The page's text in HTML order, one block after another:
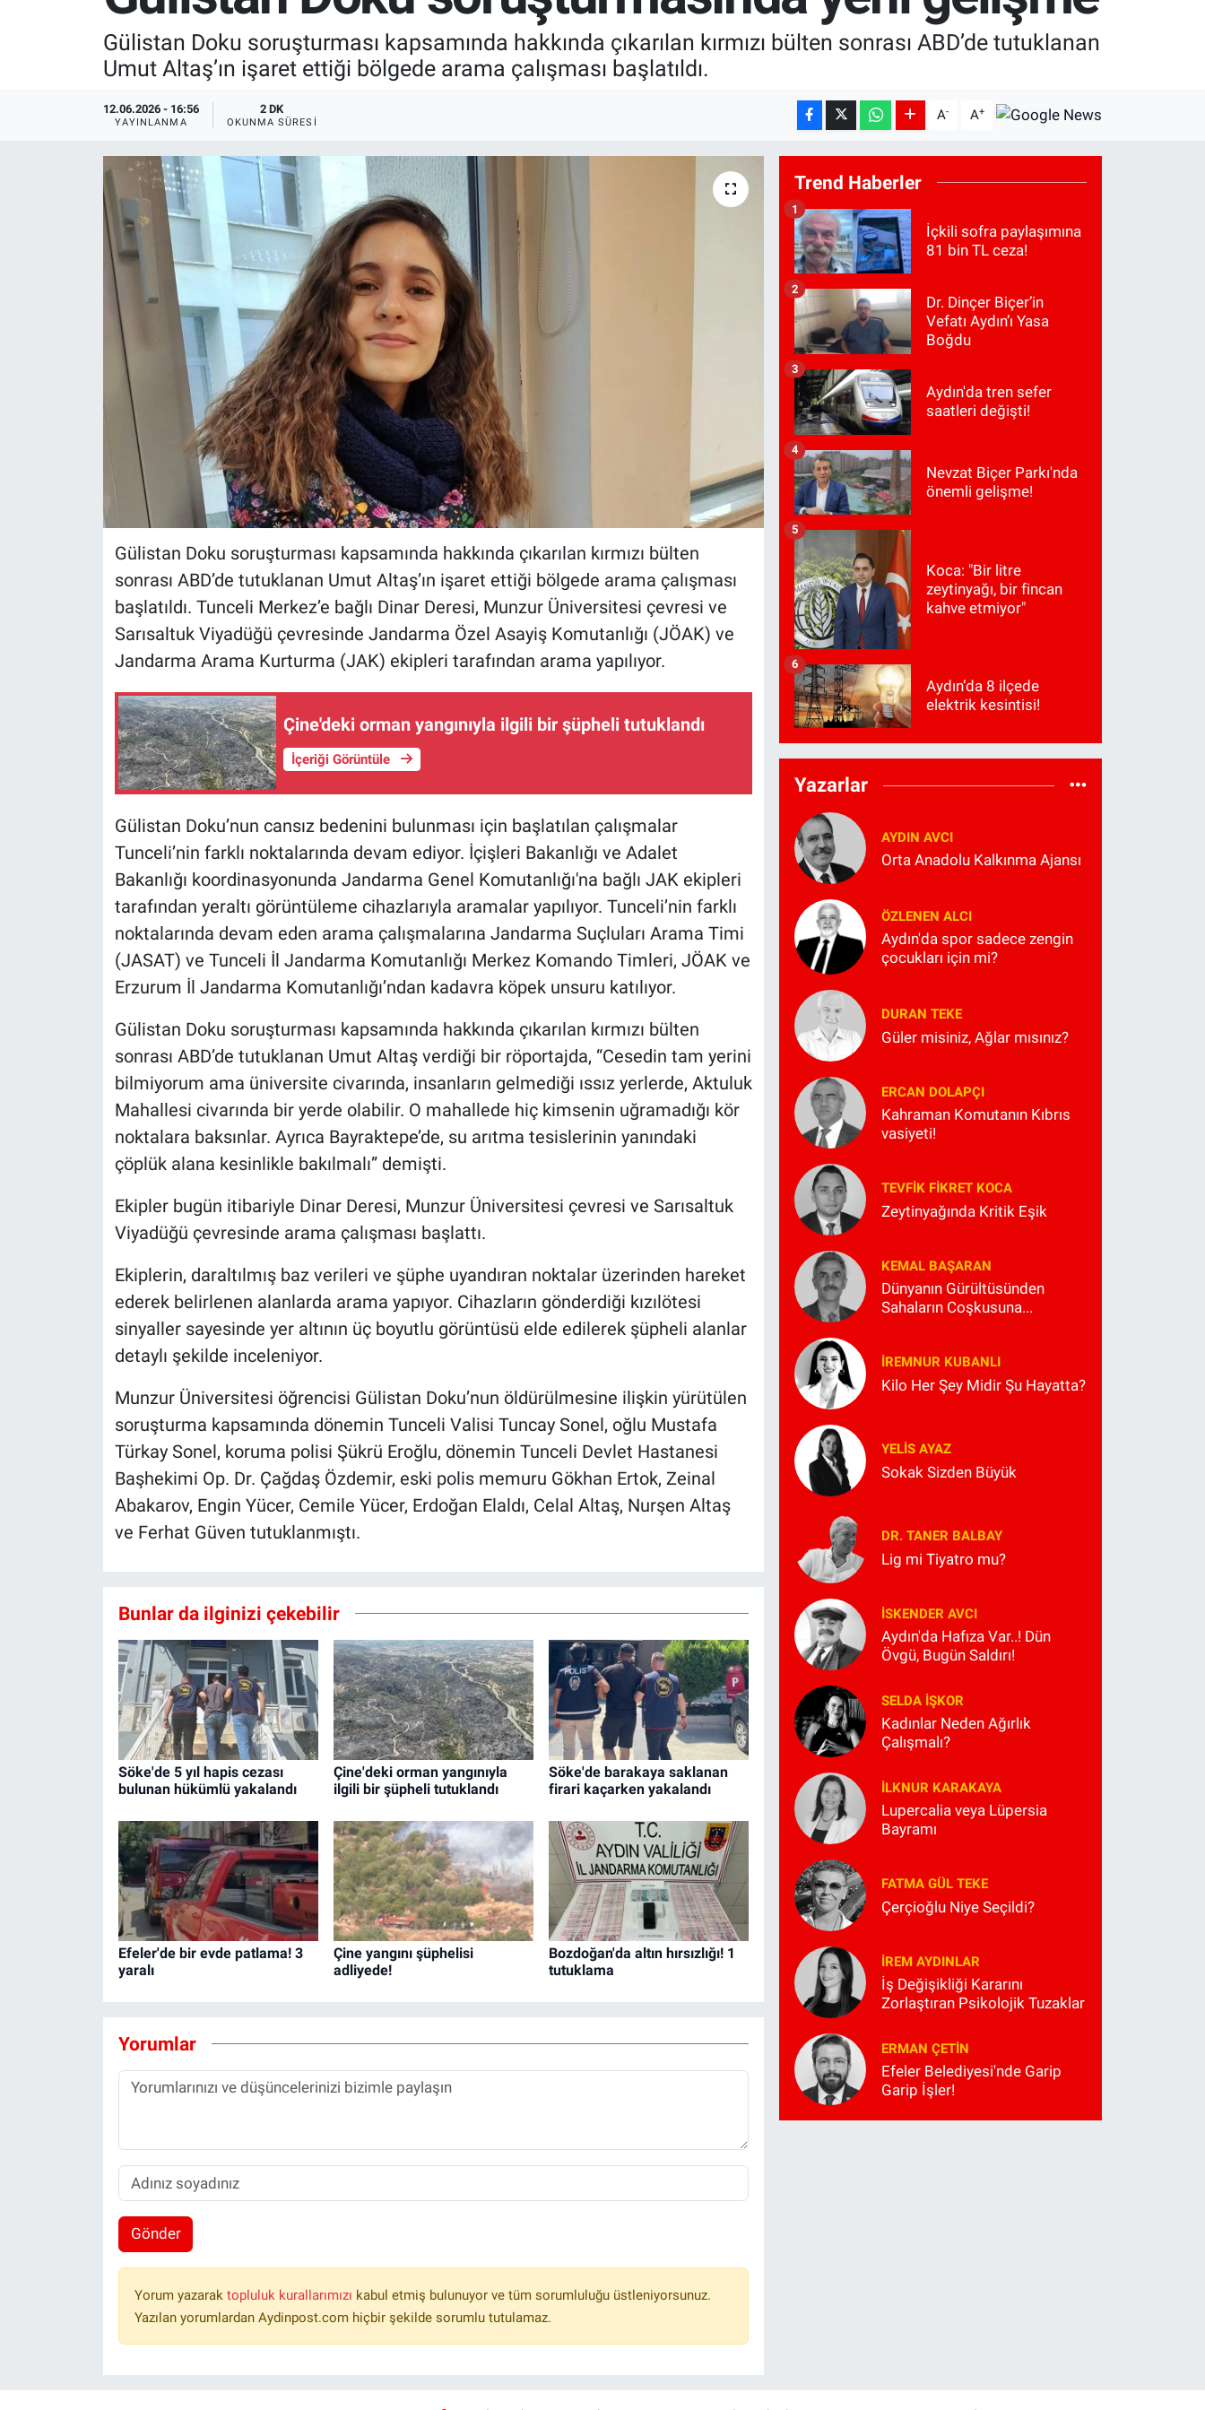
Gülistan Doku soruşturması kapsamında hakkında çıkarılan kırmızı bülten sonrası ABD’de tutuklanan
Umut Altaş’ın işaret ettiği bölgede arama çalışması başlatıldı.
12.06.2026 - 16:56
YAYINLANMA
2 DK
OKUNMA SÜRESI A- A+
Gülistan Doku soruşturması kapsamında hakkında çıkarılan kırmızı bülten
sonrası ABD’de tutuklanan Umut Altaş’ın işaret ettiği bölgede arama çalışması
başlatıldı. Tunceli Merkez’e bağlı Dinar Deresi, Munzur Üniversitesi çevresi ve
Sarısaltuk Viyadüğü çevresinde Jandarma Özel Asayiş Komutanlığı (JÖAK) ve
Jandarma Arama Kurturma (JAK) ekipleri tarafından arama yapılıyor.
Çine'deki orman yangınıyla ilgili bir şüpheli tutuklandı
İçeriği Görüntüle
Gülistan Doku’nun cansız bedenini bulunması için başlatılan çalışmalar
Tunceli’nin farklı noktalarında devam ediyor. İçişleri Bakanlığı ve Adalet
Bakanlığı koordinasyonunda Jandarma Genel Komutanlığı'na bağlı JAK ekipleri
tarafından yeraltı görüntüleme cihazlarıyla aramalar yapılıyor. Tunceli’nin farklı
noktalarında devam eden arama çalışmalarına Jandarma Suçluları Arama Timi
(JASAT) ve Tunceli İl Jandarma Komutanlığı Merkez Komando Timleri, JÖAK ve
Erzurum İl Jandarma Komutanlığı’ndan kadavra köpek unsuru katılıyor.
Gülistan Doku soruşturması kapsamında hakkında çıkarılan kırmızı bülten
sonrası ABD’de tutuklanan Umut Altaş verdiği bir röportajda, “Cesedin tam yerini
bilmiyorum ama üniversite civarında, insanların gelmediği ıssız yerlerde, Aktuluk
Mahallesi civarında bir yerde olabilir. O mahallede hiç kimsenin uğramadığı kör
noktalara baksınlar. Ayrıca Bayraktepe’de, su arıtma tesislerinin yanındaki
çöplük alana kesinlikle bakılmalı” demişti.
Ekipler bugün itibariyle Dinar Deresi, Munzur Üniversitesi çevresi ve Sarısaltuk
Viyadüğü çevresinde arama çalışması başlattı.
Ekiplerin, daraltılmış baz verileri ve şüphe uyandıran noktalar üzerinden hareket
ederek belirlenen alanlarda arama yapıyor. Cihazların gönderdiği kızılötesi
sinyaller sayesinde yer altının üç boyutlu görüntüsü elde edilerek şüpheli alanlar
detaylı şekilde inceleniyor.
Munzur Üniversitesi öğrencisi Gülistan Doku’nun öldürülmesine ilişkin yürütülen
soruşturma kapsamında dönemin Tunceli Valisi Tuncay Sonel, oğlu Mustafa
Türkay Sonel, koruma polisi Şükrü Eroğlu, dönemin Tunceli Devlet Hastanesi
Başhekimi Op. Dr. Çağdaş Özdemir, eski polis memuru Gökhan Ertok, Zeinal
Abakarov, Engin Yücer, Cemile Yücer, Erdoğan Elaldı, Celal Altaş, Nurşen Altaş
ve Ferhat Güven tutuklanmıştı.
Bunlar da ilginizi çekebilir
Söke'de 5 yıl hapis cezası
bulunan hükümlü yakalandı
Çine'deki orman yangınıyla
ilgili bir şüpheli tutuklandı
Söke'de barakaya saklanan
firari kaçarken yakalandı
Efeler'de bir evde patlama! 3
yaralı
Çine yangını şüphelisi
adliyede!
Bozdoğan'da altın hırsızlığı! 1
tutuklama
Yorumlar
Gönder
Yorum yazarak topluluk kurallarımızı kabul etmiş bulunuyor ve tüm sorumluluğu üstleniyorsunuz.
Yazılan yorumlardan Aydinpost.com hiçbir şekilde sorumlu tutulamaz.
Trend Haberler
İçkili sofra paylaşımına
81 bin TL ceza!
1
Dr. Dinçer Biçer’in
Vefatı Aydın’ı Yasa
Boğdu
2
Aydın'da tren sefer
saatleri değişti!
3
Nevzat Biçer Parkı'nda
önemli gelişme!
4
Koca: "Bir litre
zeytinyağı, bir fincan
kahve etmiyor"
5
Aydın’da 8 ilçede
elektrik kesintisi!
6
Yazarlar
AYDIN AVCI
Orta Anadolu Kalkınma Ajansı
ÖZLENEN ALCI
Aydın'da spor sadece zengin
çocukları için mi?
DURAN TEKE
Güler misiniz, Ağlar mısınız?
ERCAN DOLAPÇI
Kahraman Komutanın Kıbrıs
vasiyeti!
TEVFIK FIKRET KOCA
Zeytinyağında Kritik Eşik
KEMAL BAŞARAN
Dünyanın Gürültüsünden
Sahaların Coşkusuna...
İREMNUR KUBANLI
Kilo Her Şey Midir Şu Hayatta?
YELIS AYAZ
Sokak Sizden Büyük
DR. TANER BALBAY
Lig mi Tiyatro mu?
İSKENDER AVCI
Aydın'da Hafıza Var..! Dün
Övgü, Bugün Saldırı!
SELDA İŞKOR
Kadınlar Neden Ağırlık
Çalışmalı?
İLKNUR KARAKAYA
Lupercalia veya Lüpersia
Bayramı
FATMA GÜL TEKE
Çerçioğlu Niye Seçildi?
İREM AYDINLAR
İş Değişikliği Kararını
Zorlaştıran Psikolojik Tuzaklar
ERMAN ÇETIN
Efeler Belediyesi'nde Garip
Garip İşler!
RESMİ İLANLAR